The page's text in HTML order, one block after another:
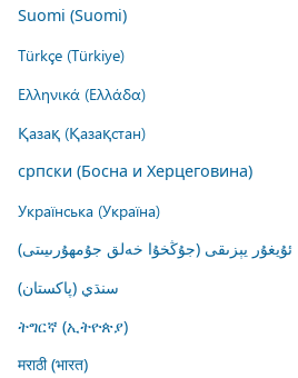
Suomi (Suomi)
Türkçe (Türkiye)
Ελληνικά (Ελλάδα)
Қазақ (Қазақстан)
српски (Босна и Херцеговина)
Українська (Україна)
ئۇيغۇر يېزىقى (جۇڭخۇا خەلق جۇمھۇرىيىتى)
سنڌي (پاکستان)
ትግርኛ (ኢትዮጵያ)
मराठी (भारत)